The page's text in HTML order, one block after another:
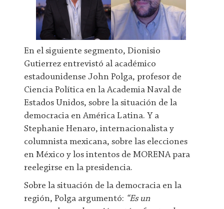
En el siguiente segmento, Dionisio
Gutierrez entrevistó al académico
estadounidense John Polga, profesor de
Ciencia Política en la Academia Naval de
Estados Unidos, sobre la situación de la
democracia en América Latina. Y a
Stephanie Henaro, internacionalista y
columnista mexicana, sobre las elecciones
en México y los intentos de MORENA para
reelegirse en la presidencia.
Sobre la situación de la democracia en la
región, Polga argumentó: “Es un